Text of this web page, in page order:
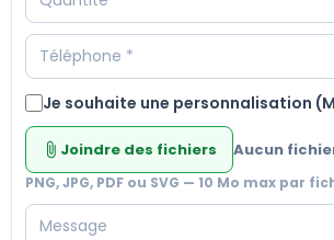
Je souhaite une personnalisation
attach_file Joindre des fichiers Aucun
PNG, JPG, PDF ou SVG — 10 Mo max par